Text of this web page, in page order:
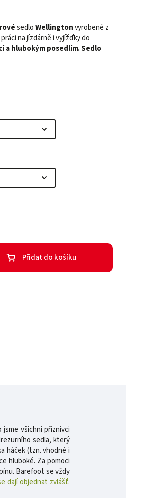
sedloWellingtonvyrobené z
na jízdárně i vyjížďky do
a hlubokým posedlím. Sedlo
Přidat do košíku
všichni příznivci
sedla, který
háček (tzn. vhodné i
hluboké. Za pomoci
Barefoot se vždy
dají objednat zvlášť.